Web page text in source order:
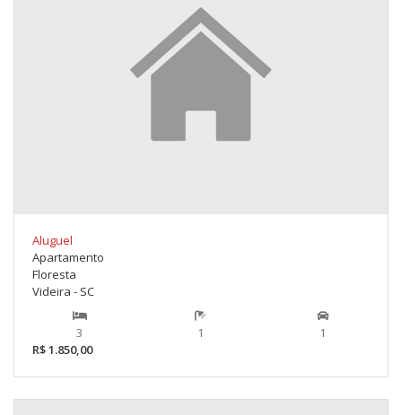
Aluguel
Apartamento
Floresta
Videira - SC
3 1
1
R$ 1.850,00